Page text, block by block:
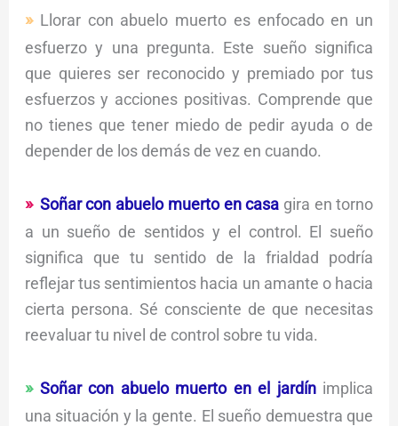
Llorar con abuelo muerto es enfocado en un
esfuerzo y una pregunta. Este sueño significa
que quieres ser reconocido y premiado por tus
esfuerzos y acciones positivas. Comprende que
no tienes que tener miedo de pedir ayuda o de
depender de los demás de vez en cuando.
Soñar con abuelo muerto en casa gira en torno
a un sueño de sentidos y el control. El sueño
significa que tu sentido de la frialdad podría
reflejar tus sentimientos hacia un amante o hacia
cierta persona. Sé consciente de que necesitas
reevaluar tu nivel de control sobre tu vida.
Soñar con abuelo muerto en el jardínimplica
una situación y la gente. El sueño demuestra que